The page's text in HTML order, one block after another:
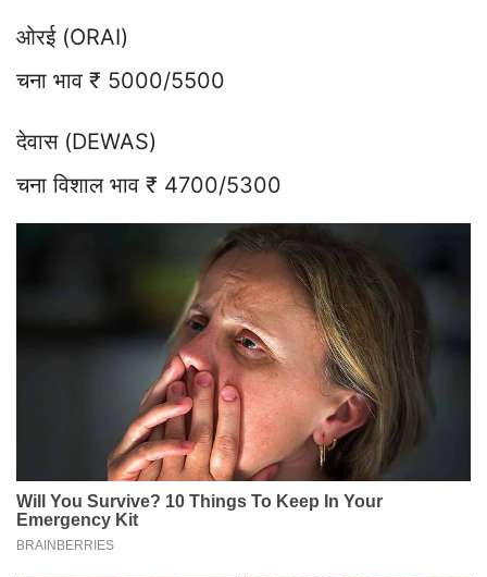
ओरई (ORAI)
चना भाव ₹ 5000/5500
देवास (DEWAS)
चना विशाल भाव ₹ 4700/5300